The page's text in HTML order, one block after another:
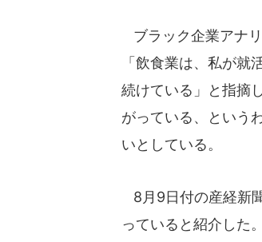
ブラック企業アナ
「飲食業は、私が就
続けている」と指摘
がっている、という
いとしている。
8月9日付の産経新
っていると紹介した